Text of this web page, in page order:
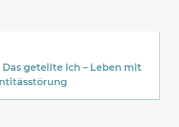
Das geteilte Ich – Leben mit